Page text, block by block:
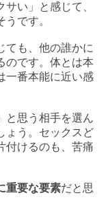
サい」と感じて、
です。
ても、他の誰かに
のです。体とは本
一番本能に近い感
と思う相手を選ん
ょう。セックスど
付けるのも、苦痛
重要な要素だと思